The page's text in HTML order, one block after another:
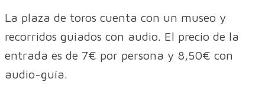
La plaza de toros cuenta con un museo y
recorridos guiados con audio. El precio de la
entrada es de 7€ por persona y 8,50€ con
audio-guía.